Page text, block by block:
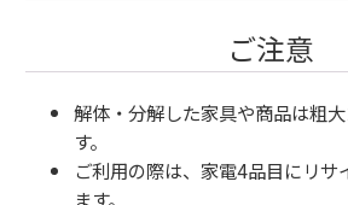
ご注意
解体・分解した家具や商品は粗
す。
ご利用の際は、家電4品目にリサ
ます。